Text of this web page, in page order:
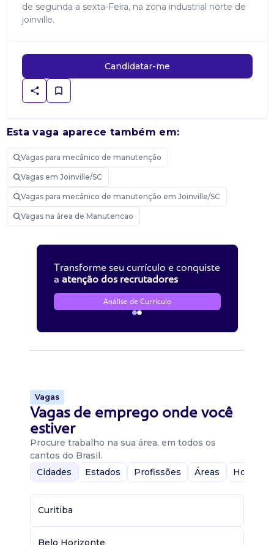
de segunda a sexta-Feira, na zona industrial norte de
joinville.
Candidatar-me
Esta vaga aparece também em:
Vagas para mecânico de manutenção
Vagas em Joinville/SC
Vagas para mecânico de manutenção em Joinville/SC
Vagas na área de Manutencao
Transforme seu currículo e conquiste
a atenção dos recrutadores
Análise de Currículo
Vagas
Vagas de emprego onde você
estiver
Procure trabalho na sua área, em todos os
cantos do Brasil.
Cidades
Estados Profissões Áreas Home-
Curitiba
Belo Horizonte